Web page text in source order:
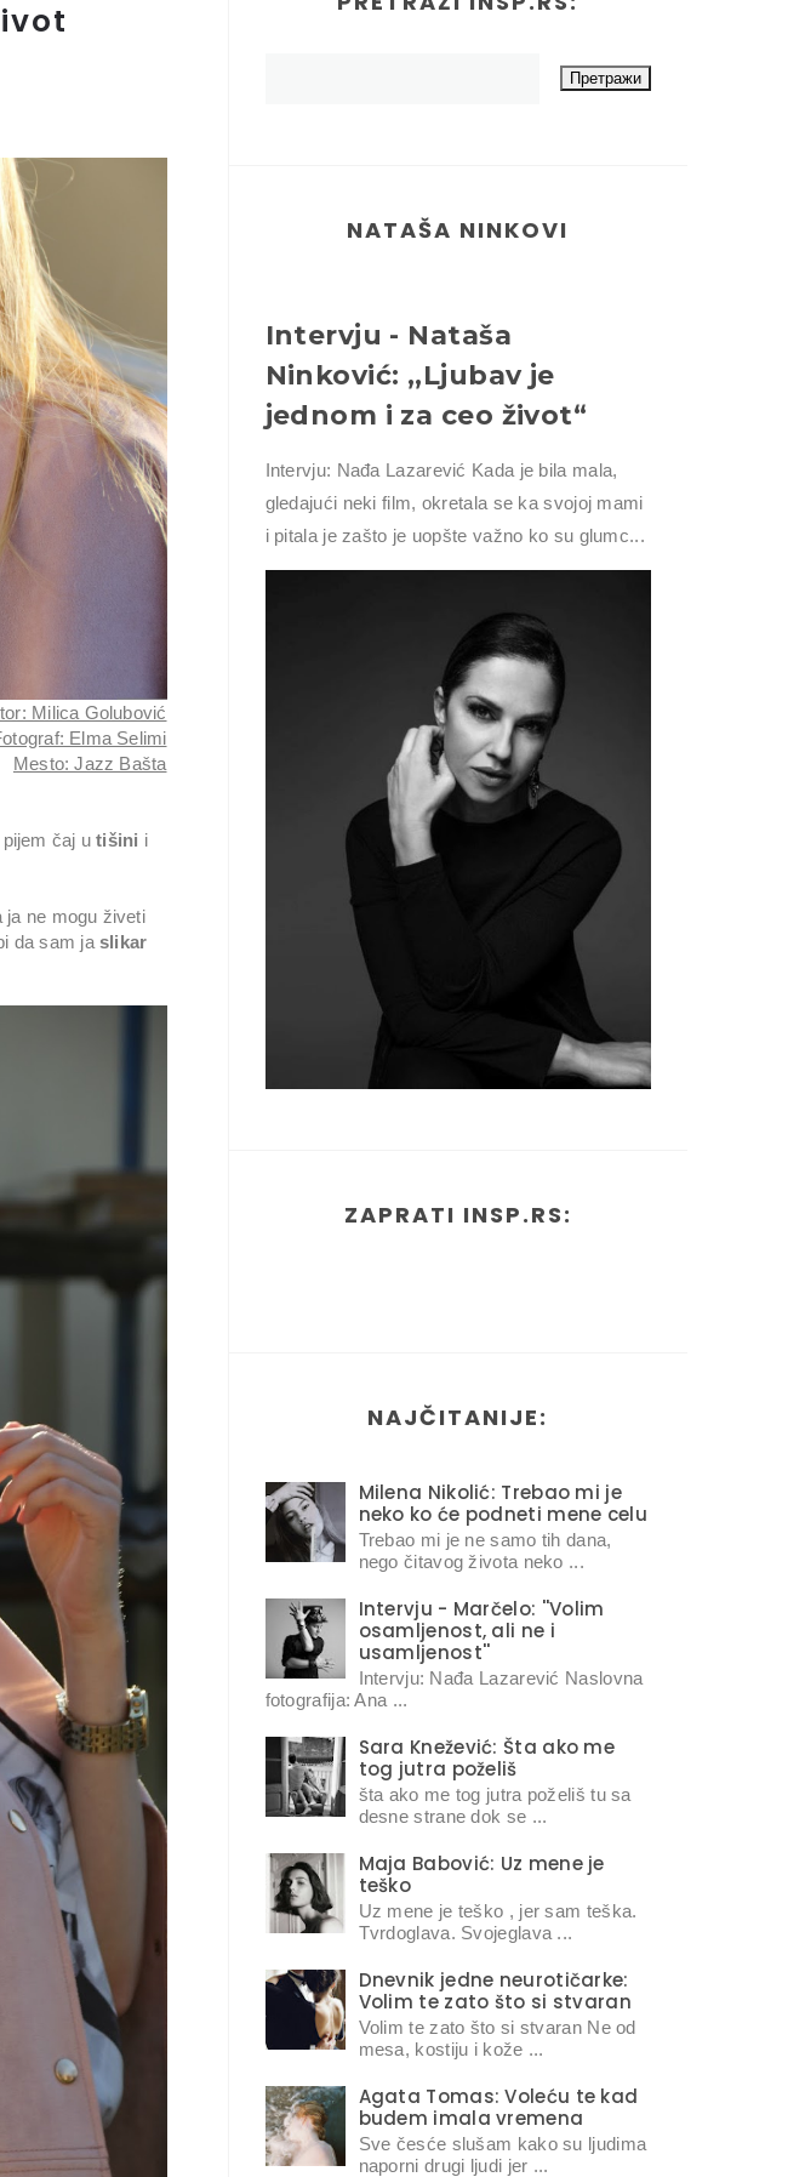
Milica Golubović
Elma Selimi
Mesto: Jazz Bašta
pijem čaj utišini i
ja ne mogu živeti
da sam ja slikar
NATAŠA NINKOVI
Intervju - Nataša
Ninković: ,,Ljubav je
jednom i za ceo život“
Intervju: Nađa Lazarević Kada je bila mala,
gledajući neki film, okretala se ka svojoj mami
i pitala je zašto je uopšte važno ko su glumc...
ZAPRATI INSP.RS:
NAJČITANIJE:
Milena Nikolić: Trebao mi je
neko ko će podneti mene celu
Trebao mi je ne samo tih dana,
nego čitavog života neko ...
Intervju - Marčelo: ''Volim
osamljenost, ali ne i
usamljenost''
Intervju: Nađa Lazarević Naslovna
fotografija: Ana ...
Sara Knežević: Šta ako me
tog jutra poželiš
šta ako me tog jutra poželiš tu sa
desne strane dok se ...
Maja Babović: Uz mene je
teško
Uz mene je teško , jer sam teška.
Tvrdoglava. Svojeglava ...
Dnevnik jedne neurotičarke:
Volim te zato što si stvaran
Volim te zato što si stvaran Ne od
mesa, kostiju i kože ...
Agata Tomas: Voleću te kad
budem imala vremena
Sve česće slušam kako su ljudima
naporni drugi ljudi jer ...